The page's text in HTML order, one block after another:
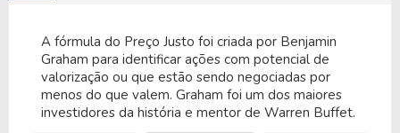
A fórmula do Preço Justo foi criada por Benjamin
Graham para identificar ações com potencial de
valorização ou que estão sendo negociadas por
menos do que valem. Graham foi um dos maiores
investidores da história e mentor de Warren Buffet.